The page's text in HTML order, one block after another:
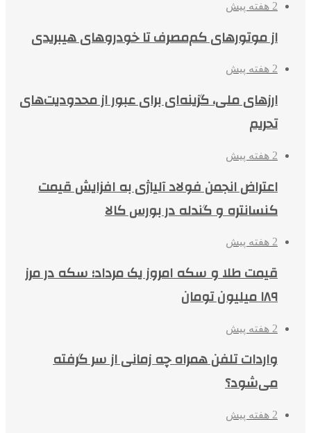
2 هفته پیش
از موتورهای کم‌مصرف تا خودروهای هیبریدی
2 هفته پیش
ارزهای ملی، گزینه‌ای برای عبور از محدودیت‌های
تحریم
2 هفته پیش
اعتراض انجمن فولاد آلیاژی به افزایش قیمت
کنسانتره و گندله در بورس کالا
2 هفته پیش
قیمت طلا و سکه امروز یک مرداد؛ سکه در مرز
۱۸۹ میلیون تومان
2 هفته پیش
واردات تلفن همراه چه زمانی از سر گرفته
می‌شود؟
2 هفته پیش